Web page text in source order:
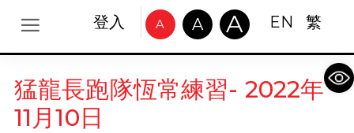
登入 A A A EN 繁
猛龍長跑隊恆常練習- 2022年
11月10日